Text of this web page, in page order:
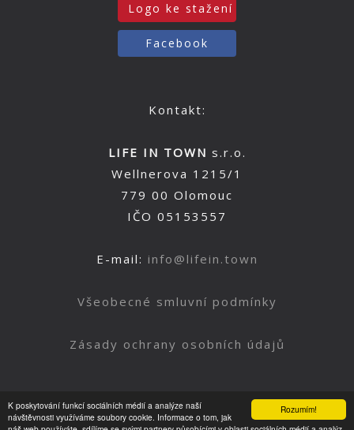
Rozumím!
K poskytování funkcí sociálních médií a analýze naší
návštěvnosti využíváme soubory cookie. Informace o tom, jak
Logo ke stažení
Facebook
Kontakt:
LIFE IN TOWN s.r.o.
Wellnerova 1215/1
779 00 Olomouc
IČO 05153557
E-mail: info@lifein.town
Všeobecné smluvní podmínky
Zásady ochrany osobních údajů
Nahoru